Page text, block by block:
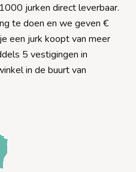
jurken direct leverbaar.
te doen en we geven €
een jurk koopt van meer
5 vestigingen in
in de buurt van